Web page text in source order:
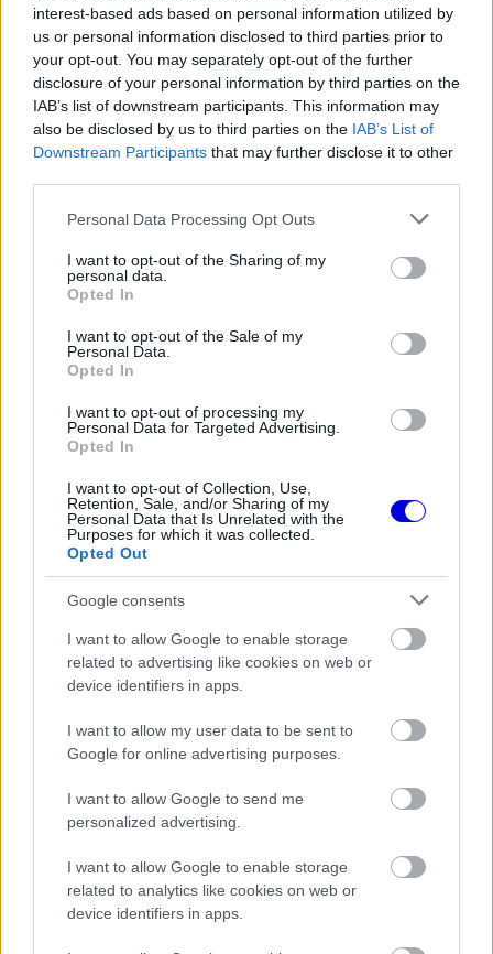
interest-based ads based on personal information utilized by
us or personal information disclosed to third parties prior to
your opt-out. You may separately opt-out of the further
disclosure of your personal information by third parties on the
IAB’s list of downstream participants. This information may
also be disclosed by us to third parties on the IAB’s List of
Downstream Participants that may further disclose it to other
Please note that this website/app uses one or more Google
not limited to your visit or usage behaviour. You may click to
grant or deny consent to Google and its third-party tags to
use your data for below specified purposes in below Google
consent section.
Personal Data Processing Opt Outs
I want to opt-out of the Sharing of my
personal data.
Opted In
I want to opt-out of the Sale of my
Personal Data.
Opted In
I want to opt-out of processing my
Personal Data for Targeted Advertising.
Opted In
I want to opt-out of Collection, Use,
Retention, Sale, and/or Sharing of my
Personal Data that Is Unrelated with the
Purposes for which it was collected.
Opted Out
Google consents
I want to allow Google to enable storage
related to advertising like cookies on web or
device identifiers in apps.
I want to allow my user data to be sent to
Google for online advertising purposes.
I want to allow Google to send me
personalized advertising.
I want to allow Google to enable storage
related to analytics like cookies on web or
device identifiers in apps.
modal
window.
A második szakasz izgalmasan alakult, Marc
Egy ponton Diogo Moreira állt az élre Ogura
szélárnyékát kihasználva, ezt követően pedig
folyamatosan változott az első hely sorsa. Di
Giannantonio és Bagnaia is vezetett, a
leggyorsabbnak azonban végül Ogura bizonyult.
EZEKET IS AJÁNLJUK
FORMA-1
A Hondánál hisznek az áttörésben,
teljesen új motorral érkeznek a
Martinnal
FORMA-1
A szakértő szerint a Ferrarinak
üres csekket kellene adnia
Kimi Räikkönen, akinek több
világbajnoki címet kellett volna
A világbajnoki pontversenyt vezető Marco